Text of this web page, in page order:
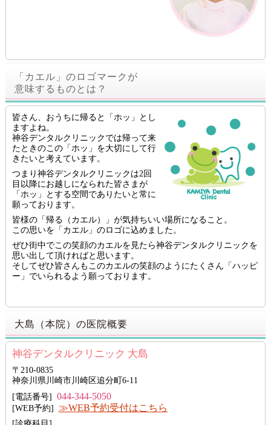
「カエル」のロゴマークが
意味するものとは？
皆さん、おうちに帰ると「ホッ」とし
ますよね。
神谷デンタルクリニックでは帰って来
たときのこの「ホッ」を大切にして行
きたいと考えています。
つまり神谷デンタルクリニックは2回
目以降にお越しになられた皆さまが
「ホッ」とする空間でありたいと常に
願っております。
皆様の「帰る（カエル）」が気持ちいい場所になること。
この思いを「カエル」のロゴに込めました。
ぜひ街中でこの笑顔のカエルを見たら神谷デンタルクリニックを
思い出して頂ければと思います。
そしてぜひ皆さんもこのカエルの笑顔のようにたくさん「ハッピ
ー」でいられるよう願っております。
大島（本院）の医院概要
神谷デンタルクリニック 大島
〒210-0835
神奈川県川崎市川崎区追分町6-11
[電話番号] 044-344-5050
[WEB予約] ≫WEB予約受付はこちら